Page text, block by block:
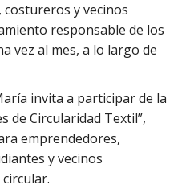
y vecinos
responsable de los
vez al mes, a lo largo de
invita a participar de la
de Circularidad Textil”,
emprendedores,
y vecinos